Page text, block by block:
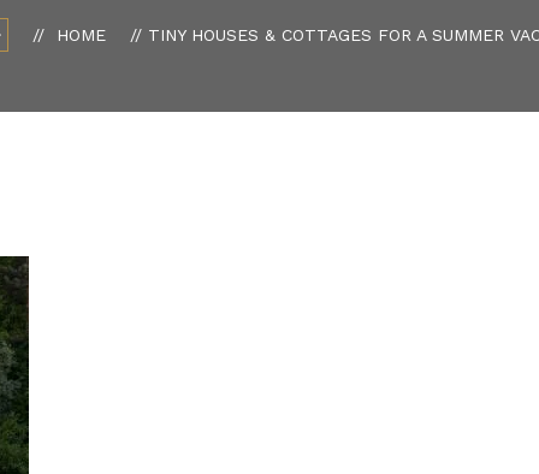
HOME TINY HOUSES & COTTAGES FOR A SUMMER